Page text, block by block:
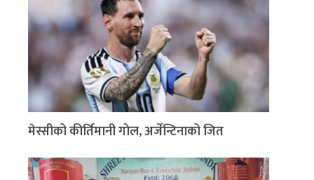
मेस्सीको कीर्तिमानी गोल, अर्जेन्टिनाको जित